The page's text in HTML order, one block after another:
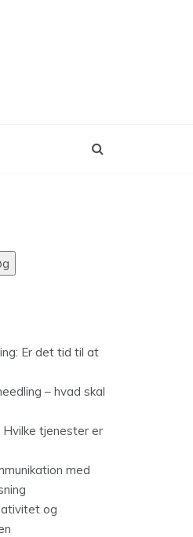
Er det tid til at
– hvad skal
tjenester er
med
og